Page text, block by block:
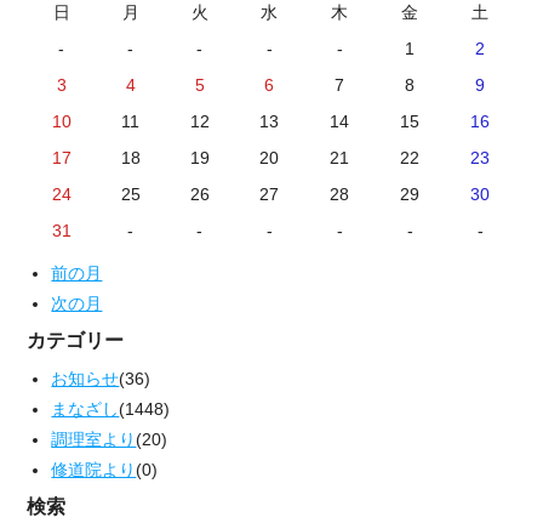
日 月 火 水 木 金
土
-
- - - - 1
2
3
4 5 6 7 8
9
10
11 12 13 14 15
16
17
18 19 20 21 22
23
24
25 26 27 28 29
30
31
- - - - - -
前の月
次の月
カテゴリー
お知らせ(36)
まなざし(1448)
調理室より(20)
修道院より(0)
検索